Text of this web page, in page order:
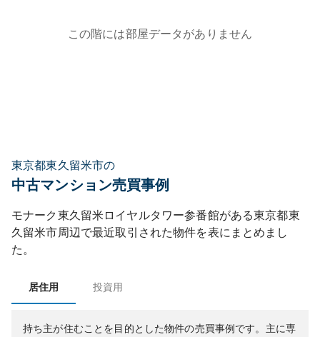
この階には部屋データがありません
東京都東久留米市の
中古マンション売買事例
モナーク東久留米ロイヤルタワー参番館がある東京都東
久留米市周辺で最近取引された物件を表にまとめまし
た。
居住用 投資用
持ち主が住むことを目的とした物件の売買事例です。 主に専